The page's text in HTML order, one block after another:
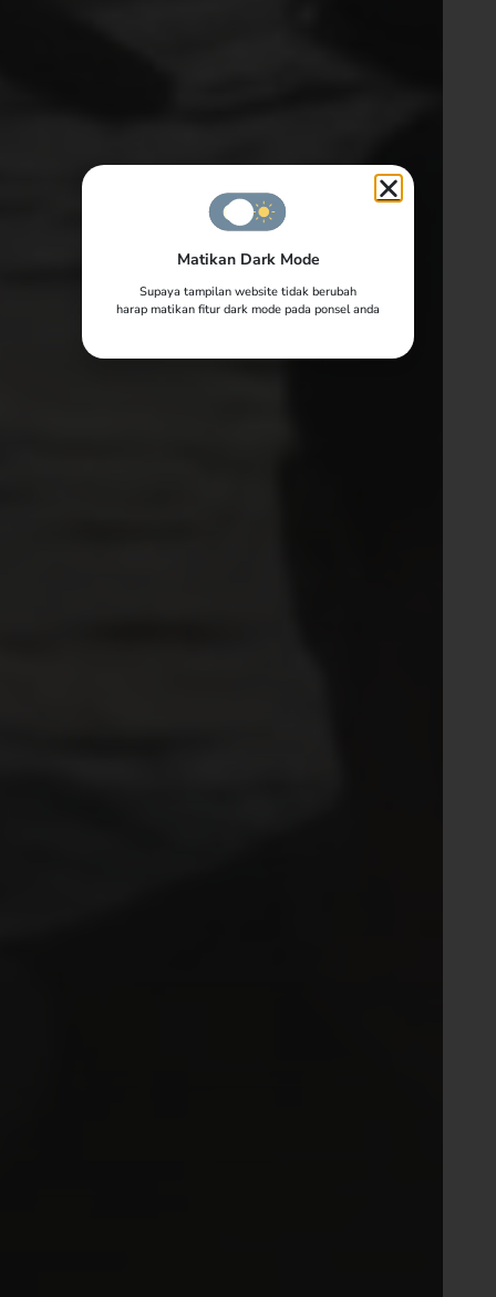
Matikan Dark Mode
Supaya tampilan website tidak berubah
harap matikan fitur dark mode pada ponsel anda